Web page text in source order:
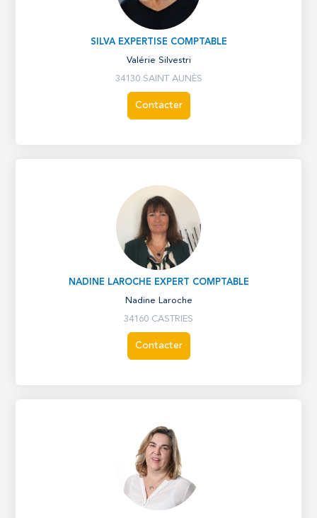
SILVA EXPERTISE COMPTABLE
Valérie Silvestri
34130 SAINT AUNÈS
Contacter
NADINE LAROCHE EXPERT COMPTABLE
Nadine Laroche
34160 CASTRIES
Contacter